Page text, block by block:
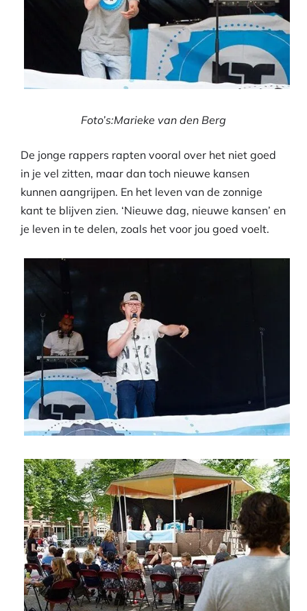
Foto’s:Marieke van den Berg
De jonge rappers rapten vooral over het niet goed
in je vel zitten, maar dan toch nieuwe kansen
kunnen aangrijpen. En het leven van de zonnige
kant te blijven zien. ‘Nieuwe dag, nieuwe kansen’ en
je leven in te delen, zoals het voor jou goed voelt.